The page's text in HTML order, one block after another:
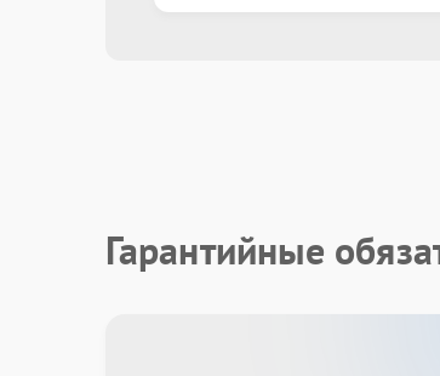
Гарантийные